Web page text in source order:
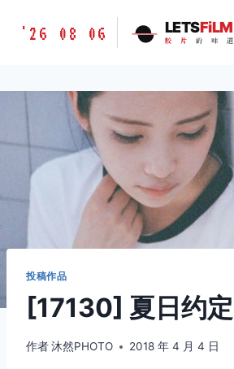
胶
味
LETSFILM
'26 08 06 LETSFiLM
胶 片 的 味 道
投稿作品
[17130] 夏日约定
作者沐然PHOTO 2018 年 4 月 4 日